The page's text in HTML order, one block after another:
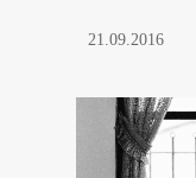
21.09.2016